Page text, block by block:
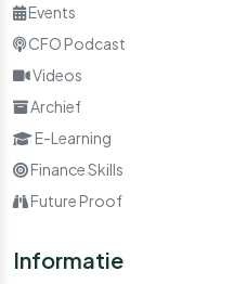
Events
CFO Podcast
Videos
Archief
E-Learning
Finance Skills
Future Proof
Informatie